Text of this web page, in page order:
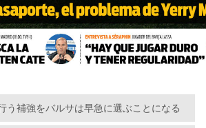
う補強をバルサは早急に選ぶことになる